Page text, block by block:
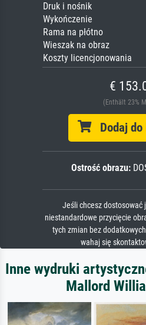
Druk i nośnik
Wykończenie
Rama na płótno
Wieszak na obraz
Koszty licencjonowania
€
(Enthält 23%
Dodaj do
Ostrość obrazu:
Jeśli chcesz dostosować
niestandardowe przycięcie
tych zmian bez
wahaj się
Inne wydruki
Mallord